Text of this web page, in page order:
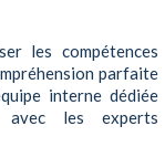
les compétences
parfaite
interne dédiée
avec les experts